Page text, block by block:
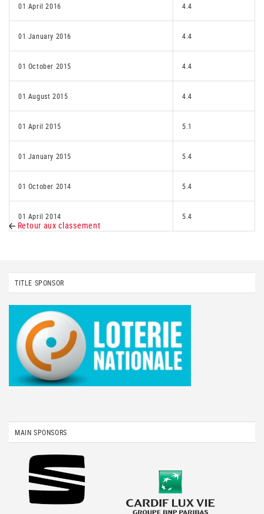
01 April 2016 4.4
01 January 2016 4.4
01 October 2015 4.4
01 August 2015 4.4
01 April 2015 5.1
01 January 2015 5.4
01 October 2014 5.4
01 April 2014 5.4
Retour aux classement
TITLE SPONSOR
MAIN SPONSORS